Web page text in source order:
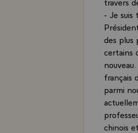
- Je suis
des plus
certains
français
parmi
chinois